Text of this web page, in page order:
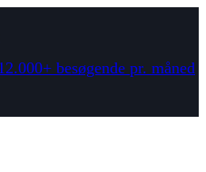
besøgende pr. måned